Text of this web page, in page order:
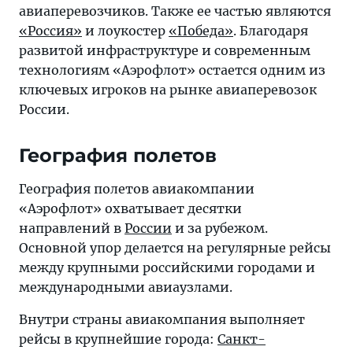
авиаперевозчиков. Также ее частью являются
«Россия» и лоукостер «Победа». Благодаря
развитой инфраструктуре и современным
технологиям «Аэрофлот» остается одним из
ключевых игроков на рынке авиаперевозок
России.
География полетов
География полетов авиакомпании
«Аэрофлот» охватывает десятки
направлений в России и за рубежом.
Основной упор делается на регулярные рейсы
между крупными российскими городами и
международными авиаузлами.
Внутри страны авиакомпания выполняет
рейсы в крупнейшие города: Санкт-